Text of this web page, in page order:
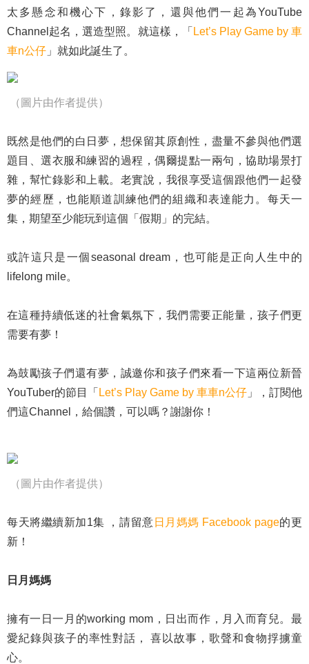
太多懸念和機心下，錄影了，還與他們一起為YouTube
Channel起名，選造型照。就這樣，「 Let’s Play Game by 車
車n公仔 」就如此誕生了。
（圖片由作者提供）
既然是他們的白日夢，想保留其原創性，盡量不參與他們選
題目、選衣服和練習的過程，偶爾提點一兩句，協助場景打
雜，幫忙錄影和上載。老實說，我很享受這個跟他們一起發
夢的經歷，也能順道訓練他們的組織和表達能力。每天一
集，期望至少能玩到這個「假期」的完結。
或許這只是一個seasonal dream，也可能是正向人生中的
lifelong mile。
在這種持續低迷的社會氣氛下，我們需要正能量，孩子們更
需要有夢！
為鼓勵孩子們還有夢，誠邀你和孩子們來看一下這兩位新晉
YouTuber的節目「 Let’s Play Game by 車車n公仔 」，訂閱他
們這Channel，給個讚，可以嗎？謝謝你！
（圖片由作者提供）
每天將繼續新加1集 ，請留意 日月媽媽 Facebook page的更
新！
日月媽媽
擁有一日一月的working mom，日出而作，月入而育兒。最
愛紀錄與孩子的率性對話， 喜以故事，歌聲和食物捊擄童
心。